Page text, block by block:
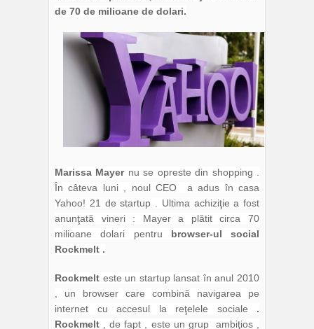
de 70 de milioane de dolari.
Marissa Mayernu se opreste din shopping .
În câteva luni , noul CEO a adus în casa
Yahoo! 21 de startup . Ultima achiziţie a fost
anunţată vineri : Mayer a plătit circa 70
milioane dolari pentru browser-ul social
Rockmelt .
Rockmelt este un startup lansat în anul 2010
, un browser care combină navigarea pe
internet cu accesul la reţelele sociale .
Rockmelt , de fapt , este un grup ambiţios ,